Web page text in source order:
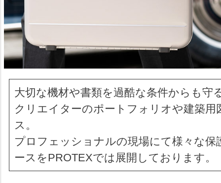
大切な機材や書類を過酷な条件からも守
クリエイターのポートフォリオや建築
ス。
プロフェッショナルの現場にて様々な
ースをPROTEXでは展開しております。